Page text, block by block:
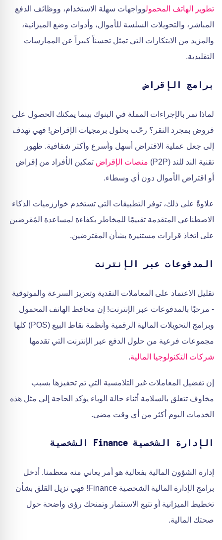
تطوير الهاتف المحمولوواجهات سهلة الاستخدام، ووظائف الدفع
المباشر، والتحويلات السلسة للأموال، وأدوات وضع الميزانية،
والمزيد من الابتكارات التي تمثل تحسناً كبيراً عن الممارسات
التقليدية.
برامج الإقراض
لماذا تمر بالإجراءات المملة في البنوك بينما يمكنك الحصول على
قروض بمجرد النقر؟ رحّب بحلول برمجيات الإقراض! فهي تهدف
إلى جعل عملية الاقتراض أسهل وأسرع وأكثر شفافية. ظهور
تقنية الند للند (P2P)
منصات الإقراض تمكين الأفراد من إقراض
أو اقتراض الأموال دون أي وسطاء.
علاوةً على ذلك، توفر التطبيقات التي تستخدم خوارزميات الذكاء
الاصطناعي المتقدمة تقييمًا للمخاطر بكفاءة لمساعدة المُقرضين
على اتخاذ قرارات مستنيرة بشأن المقترضين.
المدفوعات عبر الإنترنت
تقليل الاعتماد على المعاملات النقدية وتعزيز السرعة والموثوقية
- مرحبًا بالمدفوعات عبر الإنترنت! إن محافظ الهاتف المحمول
وبرامج التحويلات المالية الرقمية وأنظمة نقاط البيع (POS) كلها
مجموعات فرعية من حلول الدفع عبر الإنترنت التي تقدمها
شركات التكنولوجيا المالية.
إن تفضيل المعاملات غير التلامسية التي تم تحفيزها بسبب
مخاوف تتعلق بالسلامة أثناء حالة الوباء يؤكد الحاجة إلى مثل هذه
الخدمات اليوم أكثر من أي وقت مضى.
الإدارة الشخصية Finance الشخصية
إدارة الشؤون المالية بفعالية هو أمر يعاني منه معظمنا. أدخل
برامج الإدارة المالية الشخصية Finance! فهي تزيل القلق بشأن
تخطيط الميزانية أو تتبع الاستثمار وتمنحك رؤى واضحة حول
صحتك المالية.